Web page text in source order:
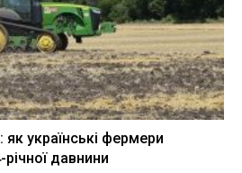
українські фермери
давнини